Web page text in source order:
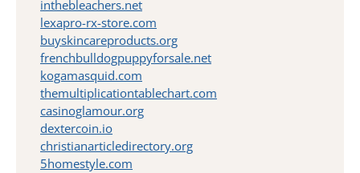
inthebleachers.net
lexapro-rx-store.com
buyskincareproducts.org
frenchbulldogpuppyforsale.net
kogamasquid.com
themultiplicationtablechart.com
casinoglamour.org
dextercoin.io
christianarticledirectory.org
5homestyle.com